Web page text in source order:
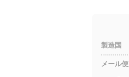
製造国
メール便